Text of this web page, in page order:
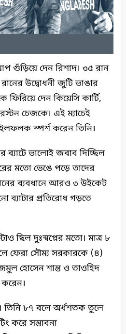
গুঁড়িয়ে দেন রিশাদ। ৩৫ রান
উদ্বোধনী জুটি ভাঙার
দেন কিয়েসি কার্টি,
চেজকে। এই ম্যাচেই
স্পর্শ করেন তিনি।
ভালোই জবাব দিচ্ছিল
মতো ভেঙে পড়ে তাদের
ব্যবধানে আরও ৩ উইকেট
ব্যাটার প্রতিরোধ গড়তে
ছিল দুঃস্বপ্নের মতো। মাত্র ৮
ফেরা সৌম্য সরকারকে (৪)
হোসেন শান্ত ও তাওহিদ
করেন।
তিনি ৮৭ বলে অর্ধশতক তুলে
করে সম্ভাবনা